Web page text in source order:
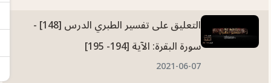
التعليق على تفسير الطبري الدرس [148] -
سورة البقرة: الآية [194- 195]
2021-06-07